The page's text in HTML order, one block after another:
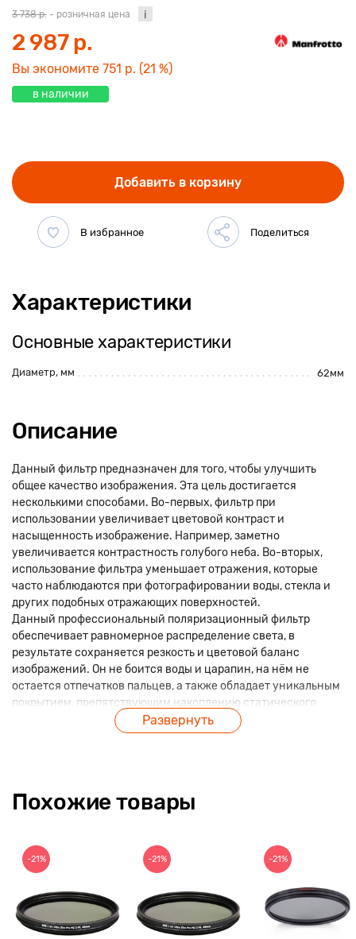
3 738 р. - розничная цена
2 987 р.
Вы экономите 751 р. (21 %)
в наличии
Добавить в корзину
Характеристики
Основные характеристики
Диаметр, мм 62мм
Описание
Данный фильтр предназначен для того, чтобы улучшить
общее качество изображения. Эта цель достигается
несколькими способами. Во-первых, фильтр при
использовании увеличивает цветовой контраст и
насыщенность изображение. Например, заметно
увеличивается контрастность голубого неба. Во-вторых,
использование фильтра уменьшает отражения, которые
часто наблюдаются при фотографировании воды, стекла и
других подобных отражающих поверхностей.
Данный профессиональный поляризационный фильтр
обеспечивает равномерное распределение света, в
результате сохраняется резкость и цветовой баланс
изображений. Он не боится воды и царапин, на нём не
остается отпечатков пальцев, а также обладает уникальным
покрытием, препятствующим накоплению статического
Этот фильтр от Manfrotto умеет 12 разнообразных слоев
покрытие эффективно минимизирует отражения и
Развернуть
Похожие товары
-21% -21% -21%